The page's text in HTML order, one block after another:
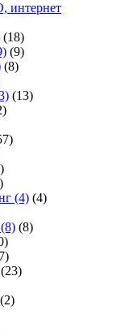
интернет
(18)
(9)
(8)
(13)
(4) (4)
(8) (8)
(23)
(2)